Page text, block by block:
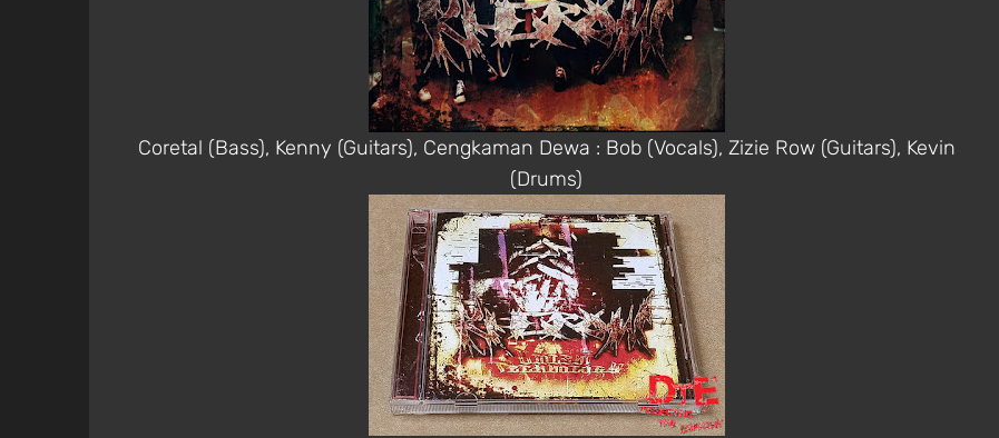
Coretal (Bass), Kenny (Guitars), Cengkaman Dewa : Bob (Vocals), Zizie Row (Guitars), Kevin
(Drums)